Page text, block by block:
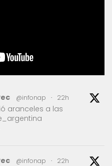
@infonap · 22h
aranceles a las
@infonap · 22h